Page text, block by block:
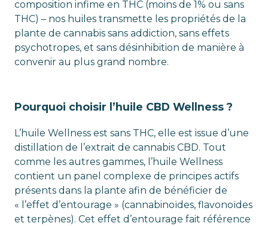
composition infime en THC (moins de 1% ou sans
THC) – nos huiles transmette les propriétés de la
plante de cannabis sans addiction, sans effets
psychotropes, et sans désinhibition de manière à
convenir au plus grand nombre.
Pourquoi choisir l’huile CBD Wellness ?
L’huile Wellness est sans THC, elle est issue d’une
distillation de l’extrait de cannabis CBD. Tout
comme les autres gammes, l’huile Wellness
contient un panel complexe de principes actifs
présents dans la plante afin de bénéficier de
« l’effet d’entourage » (cannabinoïdes, flavonoïdes
et terpènes). Cet effet d’entourage fait référence